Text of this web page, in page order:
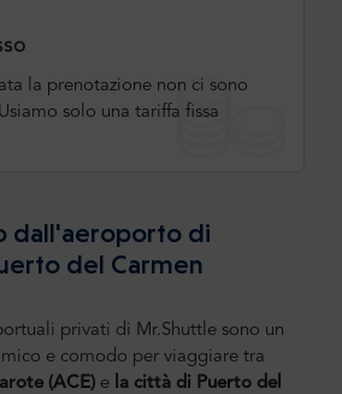
la prenotazione non ci sono
solo una tariffa fissa
dall'aeroporto di
del Carmen
privati di Mr.Shuttle sono un
e comodo per viaggiare tra
(ACE) e la città di Puerto del